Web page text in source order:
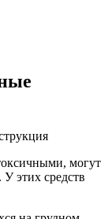
могут
У этих средств